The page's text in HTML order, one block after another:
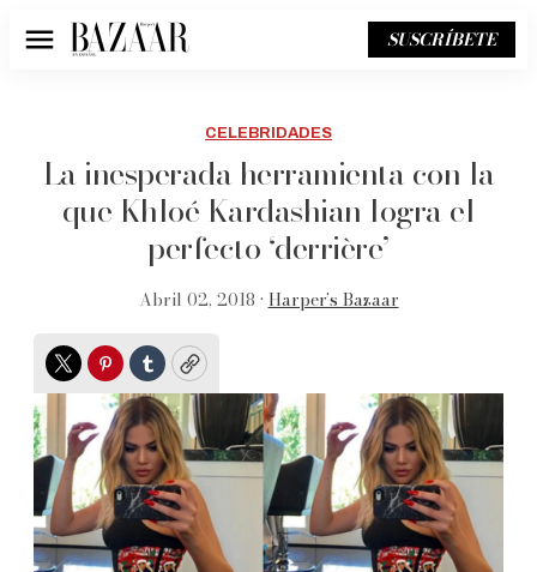
Menú SUSCRÍBETE
CELEBRIDADES
La inesperada herramienta con la
que Khloé Kardashian logra el
perfecto ‘derrière’
Abril 02, 2018 • Harper’s Bazaar
TwitterPinterest
TumblrCopy